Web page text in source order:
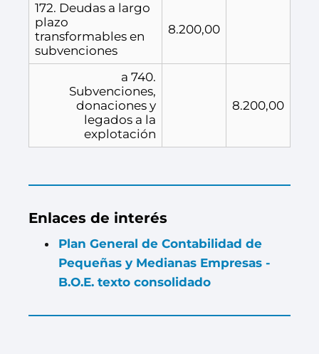
172. Deudas a largo
plazo
transformables en
subvenciones
8.200,00
a 740.
Subvenciones,
donaciones y
legados a la
explotación
8.200,00
Enlaces de interés
Plan General de Contabilidad de
Pequeñas y Medianas Empresas -
B.O.E. texto consolidado